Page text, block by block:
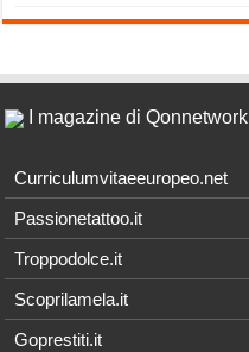
I magazine di Qonnetwork
Curriculumvitaeeuropeo.net
Passionetattoo.it
Troppodolce.it
Scoprilamela.it
Goprestiti.it